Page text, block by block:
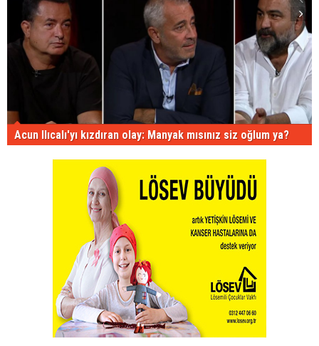
Acun Ilıcalı'yı kızdıran olay: Manyak mısınız siz oğlum ya?